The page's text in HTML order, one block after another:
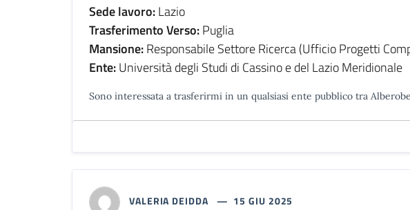
Sede lavoro:Lazio
Trasferimento Verso:Puglia
Mansione:Responsabile Settore Ricerca (Ufficio Progetti
Ente:Università degli Studi di Cassino e del Lazio Meridionale
Sono interessata a trasferirmi in un qualsiasi ente pubblico tra
VALERIA DEIDDA 15 GIU 2025